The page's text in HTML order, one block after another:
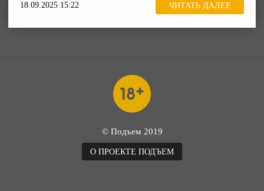
18.09.2025 15:22 ЧИТАТЬ ДАЛЕЕ
© Подъем 2019
О ПРОЕКТЕ ПОДЪЕМ